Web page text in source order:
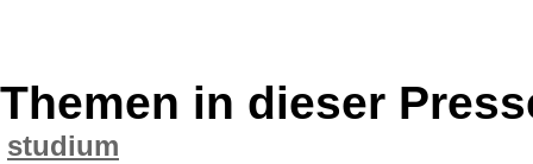
Themen in dieser
studium